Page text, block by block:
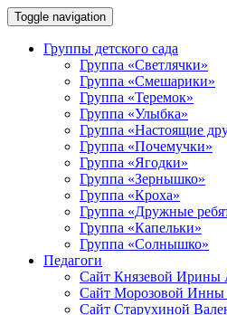
Toggle navigation
Группы детского сада
Группа «Светлячки»
Группа «Смешарики»
Группа «Теремок»
Группа «Улыбка»
Группа «Настоящие
Группа «Почемучки»
Группа «Ягодки»
Группа «Зернышко»
Группа «Кроха»
Группа «Дружные
Группа «Капельки»
Группа «Солнышко»
Педагоги
Сайт Князевой Ирины
Сайт Морозовой Инны
Сайт Старухиной